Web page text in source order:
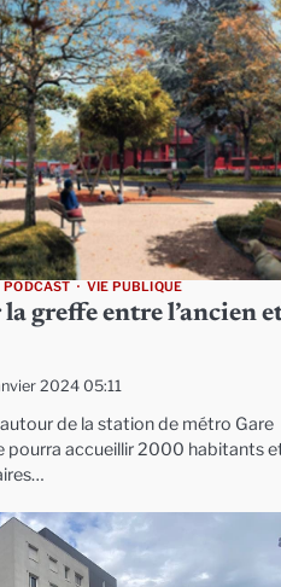
PODCAST VIE PUBLIQUE
greffe entre l’ancien
2024 05:11
de la station de métro Gare
pourra accueillir 2000 habitants